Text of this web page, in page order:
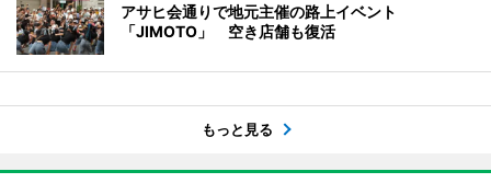
アサヒ会通りで地元主催の路上イベント
「JIMOTO」 空き店舗も復活
もっと見る